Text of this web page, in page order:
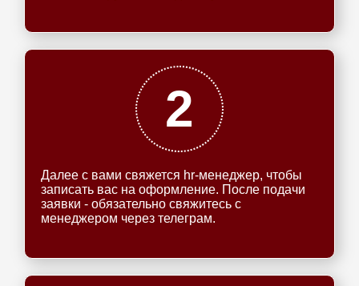
2
Далее с вами свяжется hr-менеджер, чтобы
записать вас на оформление. После подачи
заявки - обязательно свяжитесь с
менеджером через телеграм.